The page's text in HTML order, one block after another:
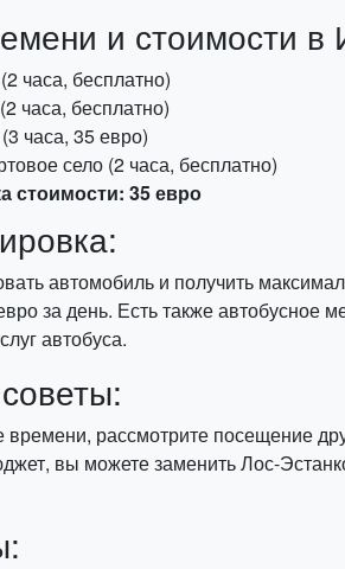
и стоимости в
часа, бесплатно)
часа, бесплатно)
часа, 35 евро)
село (2 часа, бесплатно)
стоимости: 35 евро
автомобиль и получить
за день. Есть также автобусное
автобуса.
времени, рассмотрите посещение
вы можете заменить Лос-